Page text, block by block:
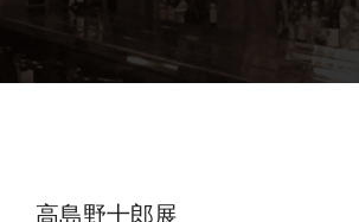
高島野十郎展